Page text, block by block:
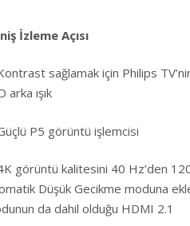
İzleme Açısı
sağlamak için Philips
arka ışık
P5 görüntü işlemcisi
görüntü kalitesini 40 Hz’den
Düşük Gecikme moduna
da dahil olduğu HDMI 2.1